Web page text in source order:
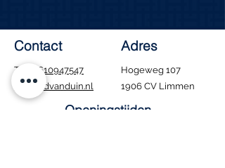
Contact
Tel.:
0610947547
info@edvanduin.nl
Adres
Hogeweg 107
1906 CV Limmen
Openingstijden